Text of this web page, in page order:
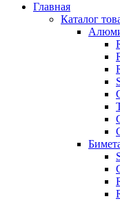
Главная
Каталог